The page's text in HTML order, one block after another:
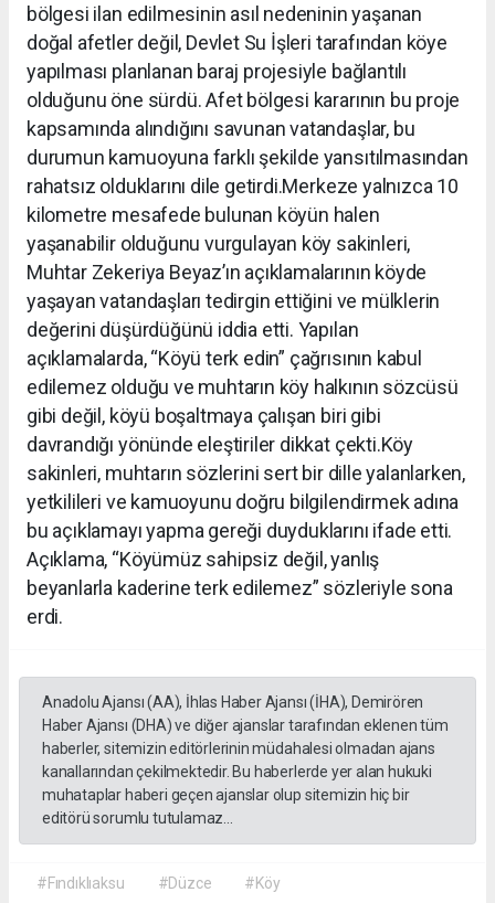
bölgesi ilan edilmesinin asıl nedeninin yaşanan
doğal afetler değil, Devlet Su İşleri tarafından köye
yapılması planlanan baraj projesiyle bağlantılı
olduğunu öne sürdü. Afet bölgesi kararının bu proje
kapsamında alındığını savunan vatandaşlar, bu
durumun kamuoyuna farklı şekilde yansıtılmasından
rahatsız olduklarını dile getirdi.Merkeze yalnızca 10
kilometre mesafede bulunan köyün halen
yaşanabilir olduğunu vurgulayan köy sakinleri,
Muhtar Zekeriya Beyaz’ın açıklamalarının köyde
yaşayan vatandaşları tedirgin ettiğini ve mülklerin
değerini düşürdüğünü iddia etti. Yapılan
açıklamalarda, “Köyü terk edin” çağrısının kabul
edilemez olduğu ve muhtarın köy halkının sözcüsü
gibi değil, köyü boşaltmaya çalışan biri gibi
davrandığı yönünde eleştiriler dikkat çekti.Köy
sakinleri, muhtarın sözlerini sert bir dille yalanlarken,
yetkilileri ve kamuoyunu doğru bilgilendirmek adına
bu açıklamayı yapma gereği duyduklarını ifade etti.
Açıklama, “Köyümüz sahipsiz değil, yanlış
beyanlarla kaderine terk edilemez” sözleriyle sona
erdi.
Anadolu Ajansı (AA), İhlas Haber Ajansı (İHA), Demirören
Haber Ajansı (DHA) ve diğer ajanslar tarafından eklenen tüm
haberler, sitemizin editörlerinin müdahalesi olmadan ajans
kanallarından çekilmektedir. Bu haberlerde yer alan hukuki
muhataplar haberi geçen ajanslar olup sitemizin hiç bir
editörü sorumlu tutulamaz...
#Fındıklıaksu #Düzce #Köy